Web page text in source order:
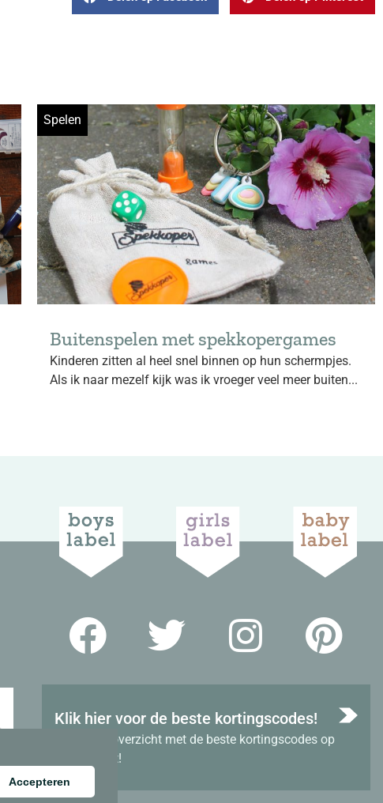
Accepteren
Spelen
Buitenspelen met spekkopergames
Kinderen zitten al heel snel binnen op hun schermpjes.
Als ik naar mezelf kijk was ik vroeger veel meer buiten...
Klik hier voor de beste kortingscodes!
Bekijk het overzicht met de beste kortingscodes op
dit moment!